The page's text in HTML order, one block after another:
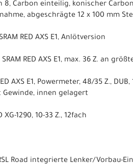
8, Carbon einteilig, konischer
abgeschrägte 12 x 100 mm
RED AXS E1, Anlötversion
RED AXS E1, max. 36 Z. an
AXS E1, Powermeter, 48/35 Z.,
Gewinde, innen gelagert
XG-1290, 10-33 Z., 12fach
Road integrierte Lenker/Vorbau-